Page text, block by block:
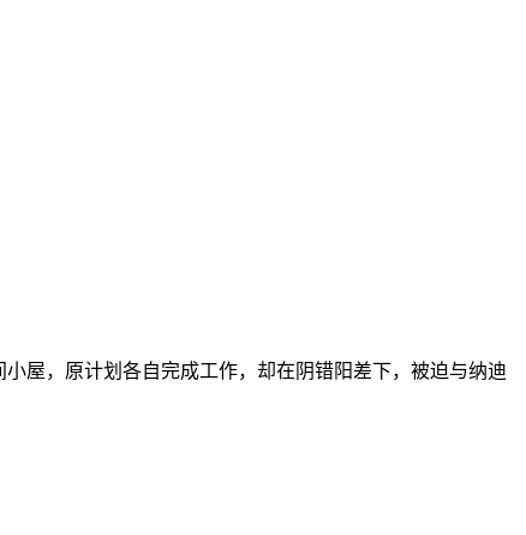
屋，原计划各自完成工作，却在阴错阳差下，被迫与纳迪